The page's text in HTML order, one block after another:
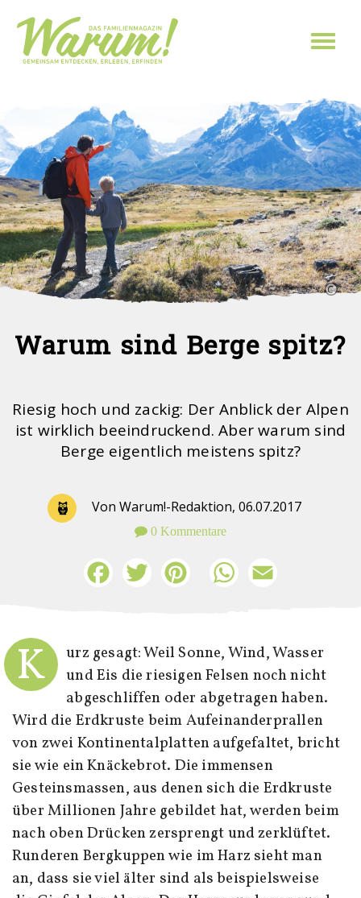
Sie sind hier
Warum sind Berge spitz?
Riesig hoch und zackig: Der Anblick der Alpen
ist wirklich beeindruckend. Aber warum sind
Berge eigentlich meistens spitz?
Von Warum!-Redaktion, 06.07.2017
0 Kommentare
FacebookTwitter Pinterest WhatsApp
K
urz gesagt: Weil Sonne, Wind, Wasser
und Eis die riesigen Felsen noch nicht
abgeschliffen oder abgetragen haben.
Wird die Erdkruste beim Aufeinanderprallen
von zwei Kontinentalplatten aufgefaltet, bricht
sie wie ein Knäckebrot. Die immensen
Gesteinsmassen, aus denen sich die Erdkruste
über Millionen Jahre gebildet hat, werden beim
nach oben Drücken zersprengt und zerklüftet.
Runderen Bergkuppen wie im Harz sieht man
an, dass sie viel älter sind als beispielsweise